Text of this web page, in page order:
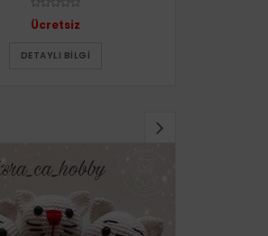
Ücretsiz
DETAYLI BILGI